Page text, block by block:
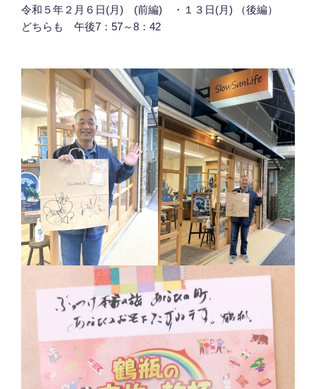
令和５年２月６日(月) (前編) ・１３日(月) （後編）
どちらも 午後7：57～8：42